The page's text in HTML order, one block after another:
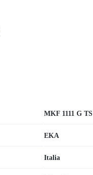
MKF 1111 G TS
EKA
Italia